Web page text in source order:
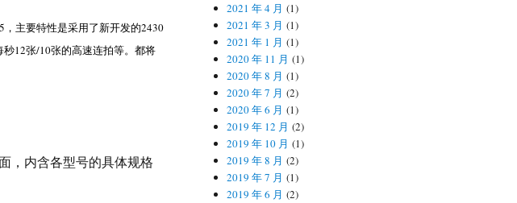
，主要特性是采用了新开发的2430
秒12张/10张的高速连拍等。都将
，内含各型号的具体规格
2021 年 4 月 (1)
2021 年 3 月 (1)
2021 年 1 月 (1)
2020 年 11 月 (1)
2020 年 8 月 (1)
2020 年 7 月 (2)
2020 年 6 月 (1)
2019 年 12 月 (2)
2019 年 10 月 (1)
2019 年 8 月 (2)
2019 年 7 月 (1)
2019 年 6 月 (2)